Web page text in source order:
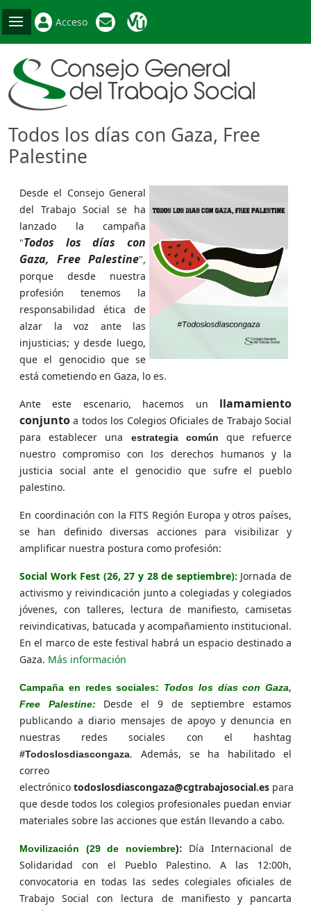
Acceso
Todos los días con Gaza, Free
Palestine
Desde el Consejo General
del Trabajo Social se ha
lanzado la campaña
"Todos los días con
Gaza, Free Palestine",
porque desde nuestra
profesión tenemos la
responsabilidad ética de
alzar la voz ante las
injusticias; y desde luego,
que el genocidio que se
está cometiendo en Gaza, lo es.
Ante este escenario, hacemos un llamamiento
conjunto a todos los Colegios Oficiales de Trabajo Social
para establecer una
estrategia común
que refuerce
nuestro compromiso con los derechos humanos y la
justicia social ante el genocidio que sufre el pueblo
palestino.
En coordinación con la FITS Región Europa y otros países,
se han definido diversas acciones para visibilizar y
amplificar nuestra postura como profesión:
Social Work Fest (26, 27 y 28 de septiembre): Jornada de
activismo y reivindicación junto a colegiadas y colegiados
jóvenes, con talleres, lectura de manifiesto, camisetas
reivindicativas, batucada y acompañamiento institucional.
En el marco de este festival habrá un espacio destinado a
Gaza. Más información
Campaña en redes sociales: Todos los días con Gaza,
Free Palestine: Desde el 9 de septiembre estamos
publicando a diario mensajes de apoyo y denuncia en
nuestras redes sociales con el hashtag
#Todoslosdiascongaza. Además, se ha habilitado el
correo
electrónico todoslosdiascongaza@cgtrabajosocial.es para
que desde todos los colegios profesionales puedan enviar
materiales sobre las acciones que están llevando a cabo.
Movilización (29 de noviembre): Día Internacional de
Solidaridad con el Pueblo Palestino. A las 12:00h,
convocatoria en todas las sedes colegiales oficiales de
Trabajo Social con lectura de manifiesto y pancarta